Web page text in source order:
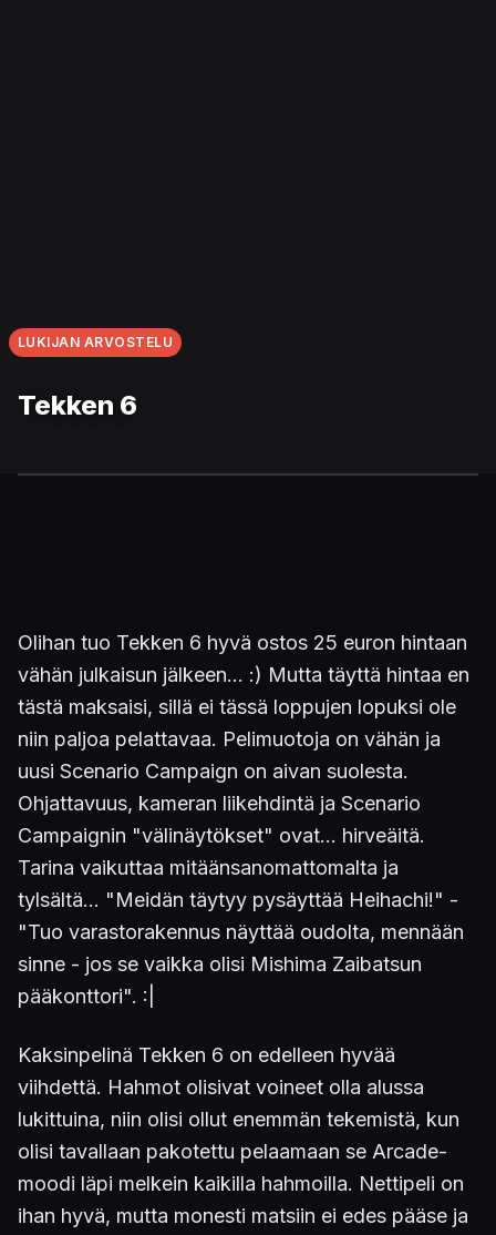
LUKIJAN ARVOSTELU
Tekken 6
Olihan tuo Tekken 6 hyvä ostos 25 euron hintaan
vähän julkaisun jälkeen... :) Mutta täyttä hintaa en
tästä maksaisi, sillä ei tässä loppujen lopuksi ole
niin paljoa pelattavaa. Pelimuotoja on vähän ja
uusi Scenario Campaign on aivan suolesta.
Ohjattavuus, kameran liikehdintä ja Scenario
Campaignin "välinäytökset" ovat... hirveäitä.
Tarina vaikuttaa mitäänsanomattomalta ja
tylsältä... "Meidän täytyy pysäyttää Heihachi!" -
"Tuo varastorakennus näyttää oudolta, mennään
sinne - jos se vaikka olisi Mishima Zaibatsun
pääkonttori". :|
Kaksinpelinä Tekken 6 on edelleen hyvää
viihdettä. Hahmot olisivat voineet olla alussa
lukittuina, niin olisi ollut enemmän tekemistä, kun
olisi tavallaan pakotettu pelaamaan se Arcade-
moodi läpi melkein kaikilla hahmoilla. Nettipeli on
ihan hyvä, mutta monesti matsiin ei edes pääse ja